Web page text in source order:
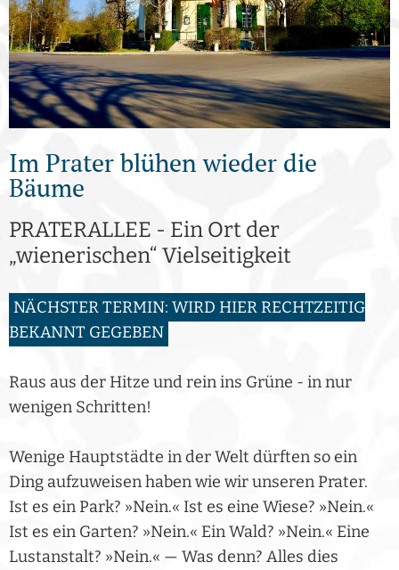
Im Prater blühen wieder die
Bäume
PRATERALLEE - Ein Ort der
„wienerischen“ Vielseitigkeit
NÄCHSTER TERMIN: WIRD HIER RECHTZEITIG
BEKANNT GEGEBEN
Raus aus der Hitze und rein ins Grüne - in nur
wenigen Schritten!
Wenige Hauptstädte in der Welt dürften so ein
Ding aufzuweisen haben wie wir unseren Prater.
Ist es ein Park? »Nein.« Ist es eine Wiese? »Nein.«
Ist es ein Garten? »Nein.« Ein Wald? »Nein.« Eine
Lustanstalt? »Nein.« — Was denn? Alles dies